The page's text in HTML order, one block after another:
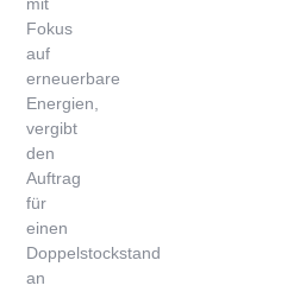
Fokus
auf
erneuerbare
Energien,
vergibt
den
Auftrag
für
einen
Doppelstockstand
an